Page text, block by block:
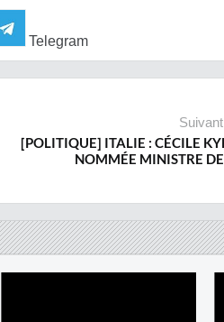
Telegram
Suivant
[POLITIQUE] ITALIE : CÉCILE
NOMMÉE MINISTRE